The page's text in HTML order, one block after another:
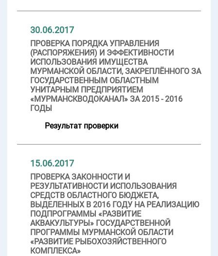
30.06.2017
ПРОВЕРКА ПОРЯДКА УПРАВЛЕНИЯ
(РАСПОРЯЖЕНИЯ) И ЭФФЕКТИВНОСТИ
ИСПОЛЬЗОВАНИЯ ИМУЩЕСТВА
МУРМАНСКОЙ ОБЛАСТИ, ЗАКРЕПЛЁННОГО ЗА
ГОСУДАРСТВЕННЫМ ОБЛАСТНЫМ
УНИТАРНЫМ ПРЕДПРИЯТИЕМ
«МУРМАНСКВОДОКАНАЛ» ЗА 2015 - 2016
ГОДЫ
Результат проверки
15.06.2017
ПРОВЕРКА ЗАКОННОСТИ И
РЕЗУЛЬТАТИВНОСТИ ИСПОЛЬЗОВАНИЯ
СРЕДСТВ ОБЛАСТНОГО БЮДЖЕТА,
ВЫДЕЛЕННЫХ В 2016 ГОДУ НА РЕАЛИЗАЦИЮ
ПОДПРОГРАММЫ «РАЗВИТИЕ
АКВАКУЛЬТУРЫ» ГОСУДАРСТВЕННОЙ
ПРОГРАММЫ МУРМАНСКОЙ ОБЛАСТИ
«РАЗВИТИЕ РЫБОХОЗЯЙСТВЕННОГО
КОМПЛЕКСА»